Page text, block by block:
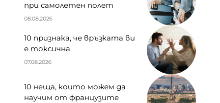
при самолетен полет
08.08.2026
10 признака, че връзката ви
е токсична
07.08.2026
10 неща, които можем да
научим от французите